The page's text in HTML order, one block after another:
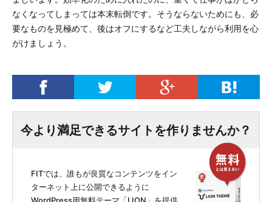
なくなってしまっては本末転倒です。そうならないためにも、必
要なものを見極めて、後はオフにするなど工夫しながら利用を心
がけましょう。
今より満足できるサイトを作りませんか？
FITでは、誰もが良質なコンテンツをイン
ターネット上に公開できるように
WordPress用無料テーマ「LION」を提供